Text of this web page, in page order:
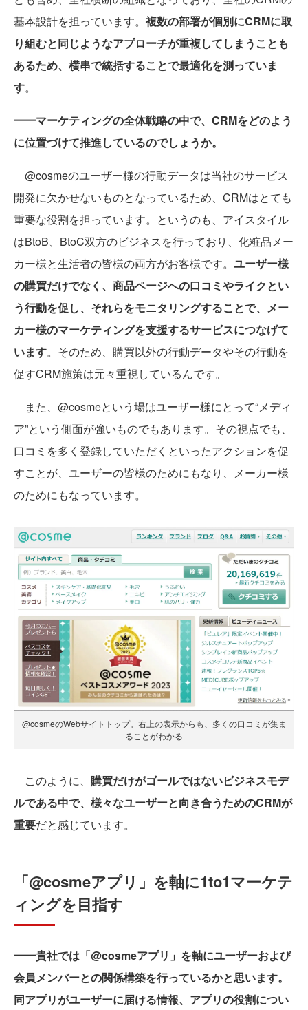
基本設計を担っています。 複数の部署が個別にCRMに取
り組むと同じようなアプローチが重複してしまうことも
あるため、横串で統括することで最適化を測っていま
す。
━━マーケティングの全体戦略の中で、CRMをどのよう
に位置づけて推進しているのでしょうか。
@cosmeのユーザー様の行動データは当社のサービス
開発に欠かせないものとなっているため、CRMはとても
重要な役割を担っています。というのも、アイスタイル
はBtoB、BtoC双方のビジネスを行っており、化粧品メー
カー様と生活者の皆様の両方がお客様です。 ユーザー様
の購買だけでなく、商品ページへの口コミやライクとい
う行動を促し、それらをモニタリングすることで、メー
カー様のマーケティングを支援するサービスにつなげて
います。そのため、購買以外の行動データやその行動を
促すCRM施策は元々重視しているんです。
また、@cosmeという場はユーザー様にとって“メディ
ア”という側面が強いものでもあります。その視点でも、
口コミを多く登録していただくといったアクションを促
すことが、ユーザーの皆様のためにもなり、メーカー様
のためにもなっています。
@cosmeのWebサイトトップ。右上の表示からも、多くの口コミが集ま
ることがわかる
このように、 購買だけがゴールではないビジネスモデ
ルである中で、様々なユーザーと向き合うためのCRMが
重要だと感じています。
「@cosmeアプリ」を軸に1to1マーケテ
ィングを目指す
━━貴社では「@cosmeアプリ」を軸にユーザーおよび
会員メンバーとの関係構築を行っているかと思います。
同アプリがユーザーに届ける情報、アプリの役割につい